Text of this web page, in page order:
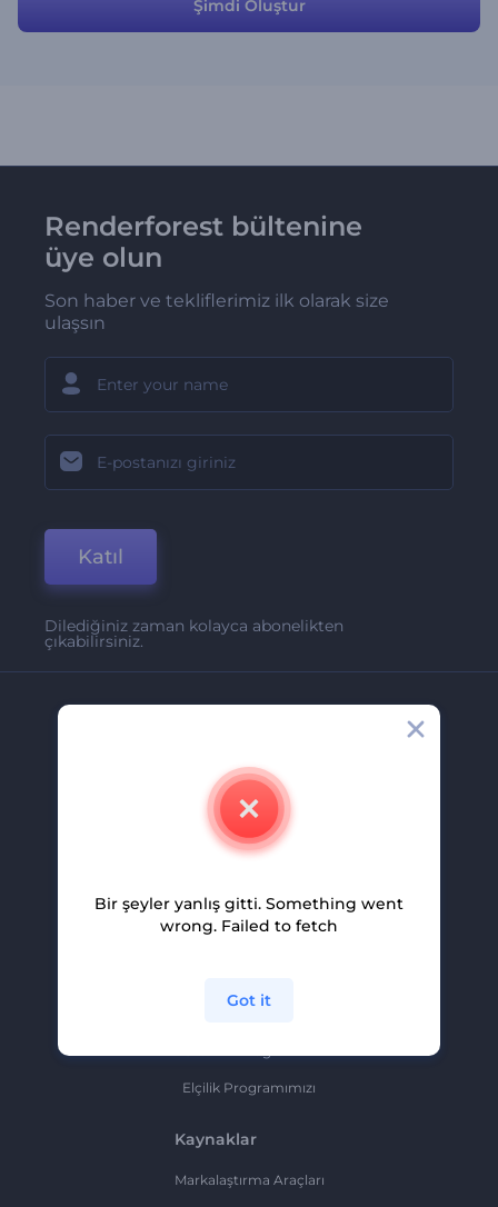
Şi̇mdi̇ Oluştur
Renderforest bültenine
üye olun
Son haber ve tekliflerimiz ilk olarak size
ulaşsın
Katıl
Dilediğiniz zaman kolayca abonelikten
çıkabilirsiniz.
İletişim
Kariyer
Ortaklık Programı
Elçilik Programımızı
Kaynaklar
Markalaştırma Araçları
Bir şeyler yanlış gitti. Something went
wrong. Failed to fetch
Got it